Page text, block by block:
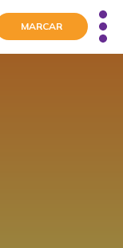
MARCAR